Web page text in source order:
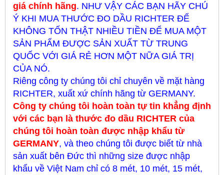
giá chính hãng. NHƯ VẬY CÁC BẠN HÃY CHÚ
Ý KHI MUA THƯỚC ĐO DẦU RICHTER ĐỂ
KHÔNG TỐN THẬT NHIỀU TIỀN ĐỂ MUA MỘT
SẢN PHẨM ĐƯỢC SẢN XUẤT TỪ TRUNG
QUỐC VỚI GIÁ RẺ HƠN MỘT NỮA GIÁ TRỊ
CỦA NÓ.
Riêng công ty chúng tôi chỉ chuyên về mặt hàng
RICHTER, xuất xứ chính hãng từ GERMANY.
Công ty chúng tôi hoàn toàn tự tin khẳng định
với các bạn là thước đo dầu RICHTER của
chúng tôi hoàn toàn được nhập khẩu từ
GERMANY, và theo chúng tôi được biết từ nhà
sản xuất bên Đức thì những size được nhập
khẩu về Việt Nam chỉ có 8 mét, 10 mét, 15 mét,